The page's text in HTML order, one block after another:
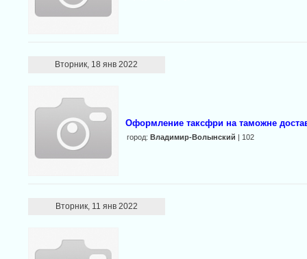
Вторник, 18 янв 2022
Оформление таксфри на таможне
город: Владимир-Волынский | 102
Вторник, 11 янв 2022